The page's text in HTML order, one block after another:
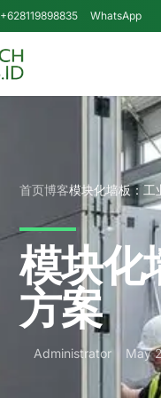
+628119898835 WhatsApp
首页博客模块化墙板：工
模块化
方案
Administrator May